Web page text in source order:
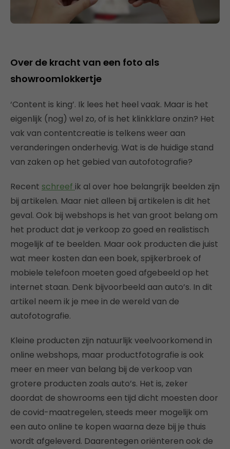
Over de kracht van een foto als
showroomlokkertje
‘Content is king’. Ik lees het heel vaak. Maar is het
eigenlijk (nog) wel zo, of is het klinkklare onzin? Het
vak van contentcreatie is telkens weer aan
veranderingen onderhevig. Wat is de huidige stand
van zaken op het gebied van autofotografie?
Recent schreef ik al over hoe belangrijk beelden zijn
bij artikelen. Maar niet alleen bij artikelen is dit het
geval. Ook bij webshops is het van groot belang om
het product dat je verkoop zo goed en realistisch
mogelijk af te beelden. Maar ook producten die juist
wat meer kosten dan een boek, spijkerbroek of
mobiele telefoon moeten goed afgebeeld op het
internet staan. Denk bijvoorbeeld aan auto’s. In dit
artikel neem ik je mee in de wereld van de
autofotografie.
Kleine producten zijn natuurlijk veelvoorkomend in
online webshops, maar productfotografie is ook
meer en meer van belang bij de verkoop van
grotere producten zoals auto’s. Het is, zeker
doordat de showrooms een tijd dicht moesten door
de covid-maatregelen, steeds meer mogelijk om
een auto online te kopen waarna deze bij je thuis
wordt afgeleverd. Daarentegen oriënteren ook de